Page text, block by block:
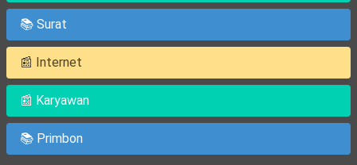
📚 Surat
📰 Internet
📰 Karyawan
📚 Primbon